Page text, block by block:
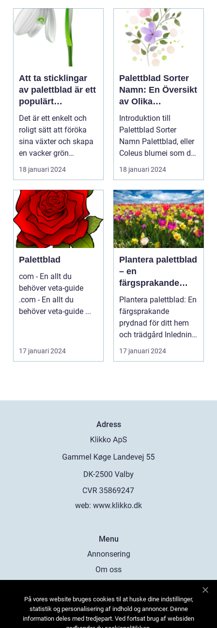
Att ta sticklingar
av palettblad är ett
populärt
hobbyprojekt för
många
trädgårdsentusiast
Det är ett enkelt och
roligt sätt att föröka
sina växter och skapa
en vacker grön
omgivning. I denna...
18 januari 2024
Palettblad Sorter
Namn: En Översikt
av Olika
Variationer och
Egenskaper
Introduktion till
Palettblad Sorter
Namn Palettblad, eller
Coleus blumei som det
vetenskapligt kall...
18 januari 2024
Palettblad
com - En allt du
behöver veta-guide
.com - En allt du
behöver veta-guide ...
17 januari 2024
Plantera palettblad
– en
färgsprakande
prydnad för ditt
hem och trädgård
Plantera palettblad: En
färgsprakande
prydnad för ditt hem
och trädgård Inledning
Palettblad är en ...
17 januari 2024
Adress
web: www.klikko.dk
Menu
Annonsering
Om oss
Kontakta oss
Sitemap
På vores website bruges cookies til at huske dine indstillinger,
statistik og personalisering af indhold og annoncer. Denne
information deles med tredjepart. Ved fortsat brug af websiden